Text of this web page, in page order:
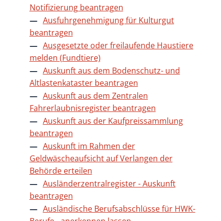
Notifizierung beantragen
Ausfuhrgenehmigung für Kulturgut
beantragen
Ausgesetzte oder freilaufende Haustiere
melden (Fundtiere)
Auskunft aus dem Bodenschutz- und
Altlastenkataster beantragen
Auskunft aus dem Zentralen
Fahrerlaubnisregister beantragen
Auskunft aus der Kaufpreissammlung
beantragen
Auskunft im Rahmen der
Geldwäscheaufsicht auf Verlangen der
Behörde erteilen
Ausländerzentralregister - Auskunft
beantragen
Ausländische Berufsabschlüsse für HWK-